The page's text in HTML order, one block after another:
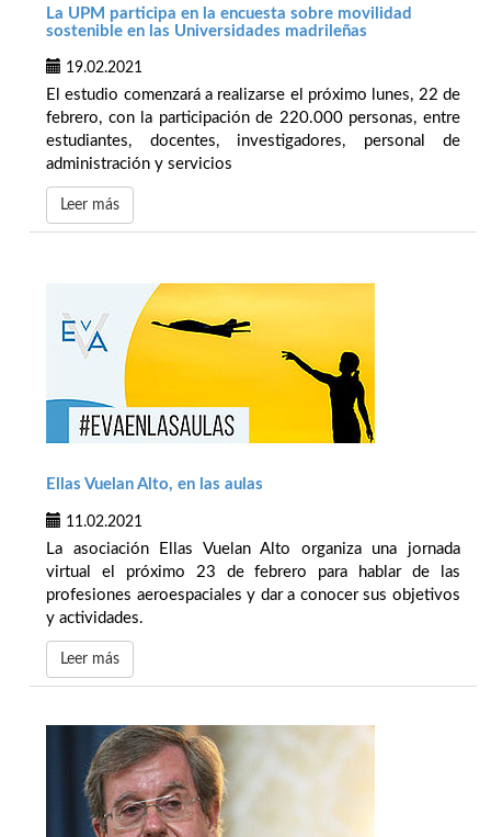
La UPM participa en la encuesta sobre movilidad
sostenible en las Universidades madrileñas
19.02.2021
El estudio comenzará a realizarse el próximo lunes, 22 de
febrero, con la participación de 220.000 personas, entre
estudiantes, docentes, investigadores, personal de
administración y servicios
Leer más
Ellas Vuelan Alto, en las aulas
11.02.2021
La asociación Ellas Vuelan Alto organiza una jornada
virtual el próximo 23 de febrero para hablar de las
profesiones aeroespaciales y dar a conocer sus objetivos
y actividades.
Leer más